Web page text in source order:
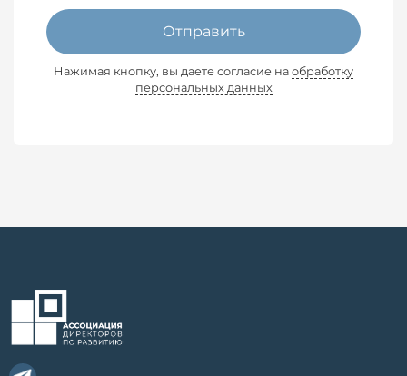
Отправить
Нажимая кнопку, вы даете согласие на обработку
персональных данных